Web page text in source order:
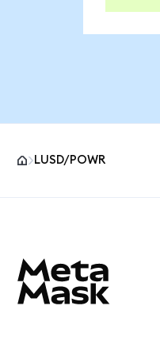
LUSD/POWR